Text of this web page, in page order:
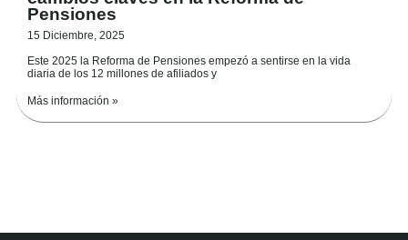
Pensiones
15 Diciembre, 2025
Este 2025 la Reforma de Pensiones empezó a sentirse en la vida
diaria de los 12 millones de afiliados y
Más información »